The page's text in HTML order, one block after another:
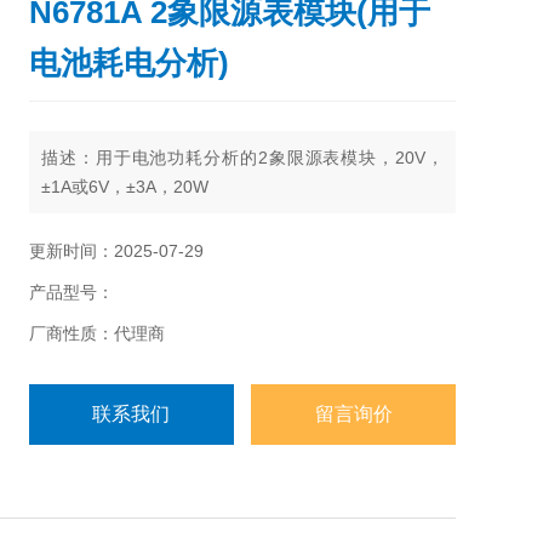
N6781A 2象限源表模块(用于
电池耗电分析)
描述： 用于电池功耗分析的2象限源表模块，20V，
±1A或6V，±3A，20W
更新时间：2025-07-29
产品型号：
厂商性质：代理商
联系我们 留言询价